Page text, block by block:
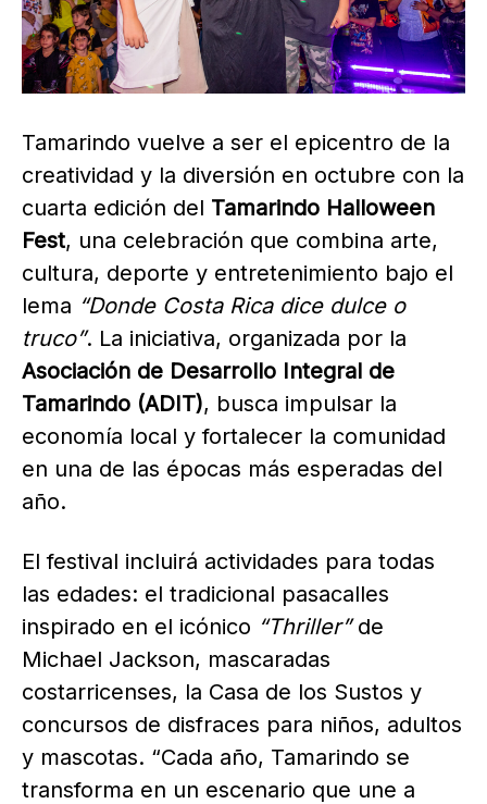
Tamarindo vuelve a ser el epicentro de la
creatividad y la diversión en octubre con la
cuarta edición del Tamarindo Halloween
Fest, una celebración que combina arte,
cultura, deporte y entretenimiento bajo el
lema “Donde Costa Rica dice dulce o
truco”. La iniciativa, organizada por la
Asociación de Desarrollo Integral de
Tamarindo (ADIT), busca impulsar la
economía local y fortalecer la comunidad
en una de las épocas más esperadas del
año.
El festival incluirá actividades para todas
las edades: el tradicional pasacalles
inspirado en el icónico “Thriller”de
Michael Jackson, mascaradas
costarricenses, la Casa de los Sustos y
concursos de disfraces para niños, adultos
y mascotas. “Cada año, Tamarindo se
transforma en un escenario que une a